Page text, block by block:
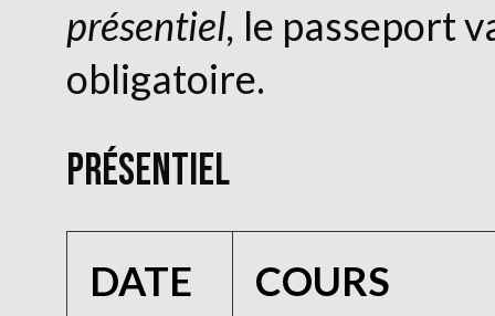
présentiel, le passeport
obligatoire.
PRÉSENTIEL
DATE COURS